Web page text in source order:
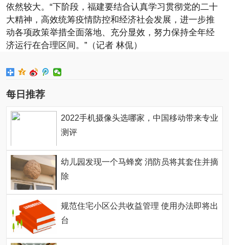
依然较大。“下阶段，福建要结合认真学习贯彻党的二十
大精神，高效统筹疫情防控和经济社会发展，进一步推
动各项政策举措全面落地、充分显效，努力保持全年经
济运行在合理区间。”（记者 林侃）
每日推荐
2022手机摄像头选哪家，中国移动带来专业
测评
幼儿园发现一个马蜂窝 消防员将其套住并摘
除
规范住宅小区公共收益管理 使用办法即将出
台